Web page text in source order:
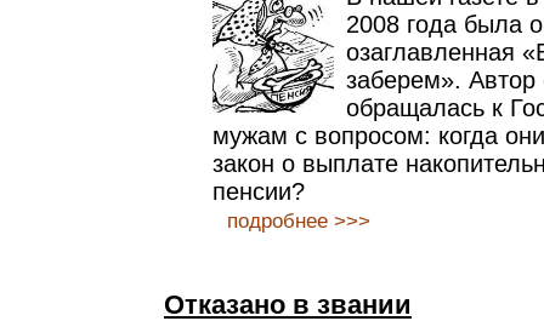
2008 года была
озаглавленная
заберем». Автор
обращалась к
мужам с вопросом: когда
закон о выплате
пенсии?
подробнее >>>
Отказано в звании